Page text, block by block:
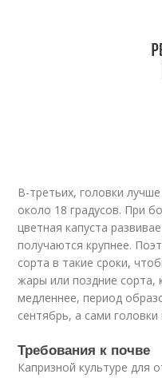
В-третьих, головки
около 18 градусов. При
цветная капуста
получаются крупнее.
сорта в такие сроки,
жары или поздние сорта,
медленнее, период
сентябрь, а сами
Требования к почве
Капризной культуре для